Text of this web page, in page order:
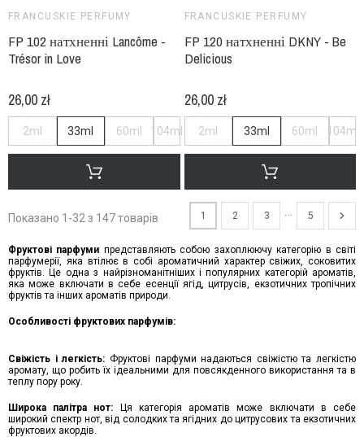
FRANCUSKIE PERFUMY
FP 102 натхненні Lancôme -
Trésor in Love
26,00 zł
2ml 33ml 60ml 104ml
FRANCUSKIE PERFUMY
FP 120 натхненні DKNY - Be
Delicious
26,00 zł
2ml 33ml 60ml 104ml
Показано 1-32 з 147 товарів 1 2 3 … 5
Фруктові парфуми представляють собою захоплюючу категорію в світі
парфумерії, яка втілює в собі ароматичний характер свіжих, соковитих
фруктів. Це одна з найрізноманітніших і популярних категорій ароматів,
яка може включати в себе есенції ягід, цитрусів, екзотичних тропічних
фруктів та інших ароматів природи.
Особливості фруктових парфумів:
Свіжість і легкість: Фруктові парфуми надаються свіжістю та легкістю
аромату, що робить їх ідеальними для повсякденного використання та в
теплу пору року.
Широка палітра нот: Ця категорія ароматів може включати в себе
широкий спектр нот, від солодких та ягідних до цитрусових та екзотичних
фруктових акордів.